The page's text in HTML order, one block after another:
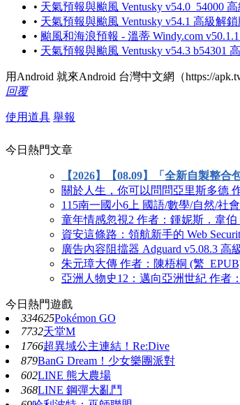
• 天氣預報與颱風 Ventusky v54.0_54000
• 天氣預報與颱風 Ventusky v54.1 高級解鎖
• 颱風和海浪預報 - 溫蒂 Windy.com
• 天氣預報與颱風 Ventusky v54.3 b54301
用Android 就來Android 台灣中文網（https://
回覆
使用道具 舉報
今日熱門文章
【2026】【08.09】「全新自製整合
關於人生，你可以問問亞里斯多德
115南一國小6上 國語/數學/自然/社
童年情感忽視2 作者：鍾妮斯．韋伯
資安這條路：領航新手的 Web
廣告內容阻擋器 Adguard v5.08.3 高
朱元璋大傳 作者：陳梧桐 (繁
亞洲人物史12：邁向亞洲世紀 作者
今日熱門遊戲
334625Pokémon GO
7732天堂M
1766超異域公主連結！Re:Dive
879BanG Dream！少女樂團派對
602LINE 熊大農場
368LINE 鋼彈大亂鬥